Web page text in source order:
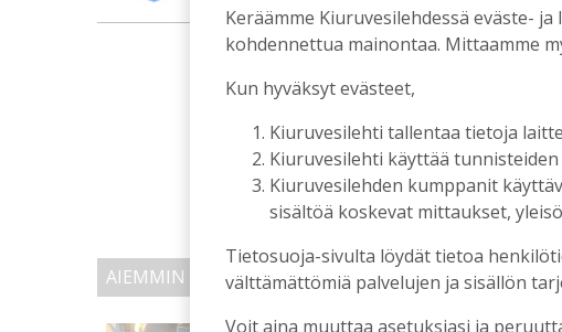
mainos
AIEMMIN AIHEESTA
Keräämme Kiuruvesilehdessä eväste-
kohdennettua mainontaa. Mittaamme
Kun hyväksyt evästeet,
Kiuruvesilehti tallentaa tietoja
Kiuruvesilehti käyttää
Kiuruvesilehden kumppanit
sisältöä koskevat mittaukset,
Tietosuoja-sivulta löydät tietoa
välttämättömiä palvelujen ja sisällön
Voit aina muuttaa asetuksiasi ja